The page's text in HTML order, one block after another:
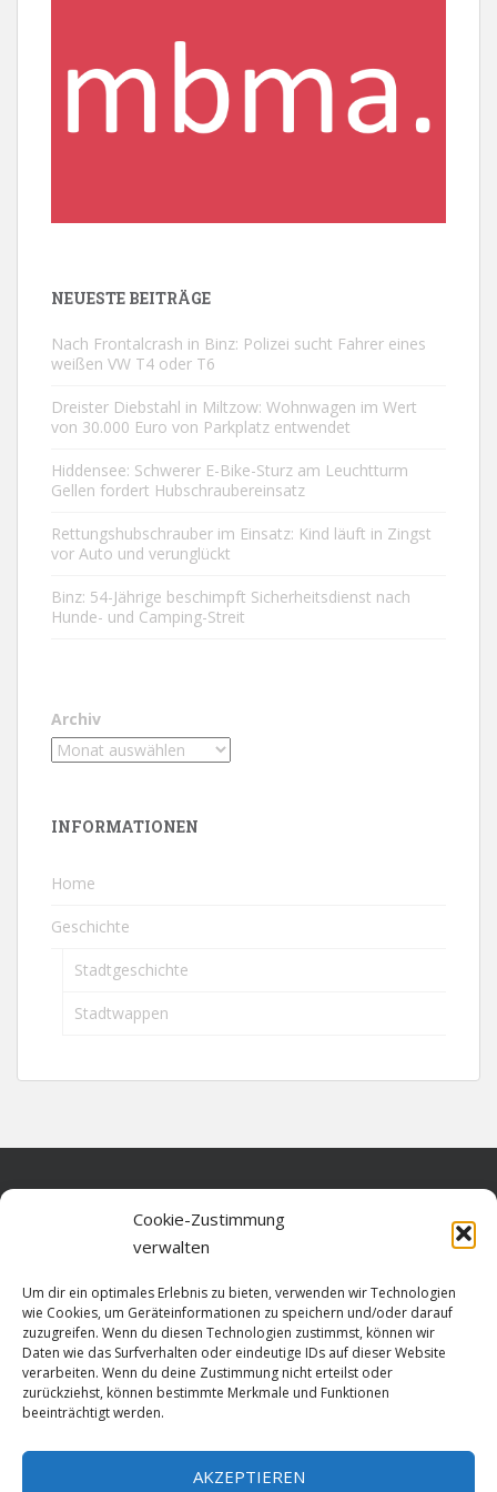
Cookie-Zustimmung
verwalten
Um dir ein optimales Erlebnis zu bieten, verwenden wir Technologien
wie Cookies, um Geräteinformationen zu speichern und/oder darauf
zuzugreifen. Wenn du diesen Technologien zustimmst, können wir
Daten wie das Surfverhalten oder eindeutige IDs auf dieser Website
verarbeiten. Wenn du deine Zustimmung nicht erteilst oder
zurückziehst, können bestimmte Merkmale und Funktionen
beeinträchtigt werden.
AKZEPTIEREN
NEUESTE BEITRÄGE
Nach Frontalcrash in Binz: Polizei sucht Fahrer eines
weißen VW T4 oder T6
Dreister Diebstahl in Miltzow: Wohnwagen im Wert
von 30.000 Euro von Parkplatz entwendet
Hiddensee: Schwerer E-Bike-Sturz am Leuchtturm
Gellen fordert Hubschraubereinsatz
Rettungshubschrauber im Einsatz: Kind läuft in Zingst
vor Auto und verunglückt
Binz: 54-Jährige beschimpft Sicherheitsdienst nach
Hunde- und Camping-Streit
Archiv
INFORMATIONEN
Home
Geschichte
Stadtgeschichte
Stadtwappen
Datenschutz
Cookie-Richtlinie (EU)
Impressum